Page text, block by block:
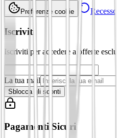
Preferenze cookie
Iscriviti
Iscriviti per accedere a offerte
La tua mail
Sblocca gli sconti
Pagamenti Sicuri